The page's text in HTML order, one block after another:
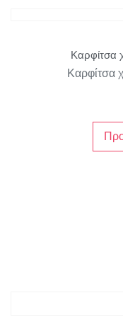
Καρφίτσα
Καρφίτσα